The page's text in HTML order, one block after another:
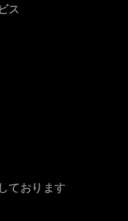
ス
ております